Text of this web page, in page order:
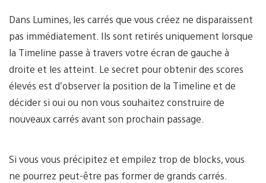
Dans Lumines, les carrés que vous créez ne disparaissent
pas immédiatement. Ils sont retirés uniquement lorsque
la Timeline passe à travers votre écran de gauche à
droite et les atteint. Le secret pour obtenir des scores
élevés est d’observer la position de la Timeline et de
décider si oui ou non vous souhaitez construire de
nouveaux carrés avant son prochain passage.
Si vous vous précipitez et empilez trop de blocks, vous
ne pourrez peut-être pas former de grands carrés.